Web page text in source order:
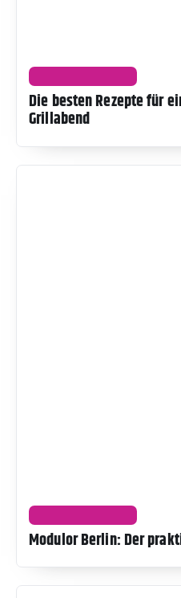
Die besten Rezepte für
Grillabend
Modulor Berlin: Der